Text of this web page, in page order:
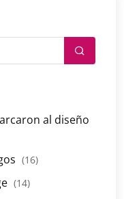
al diseño
(16)
(14)